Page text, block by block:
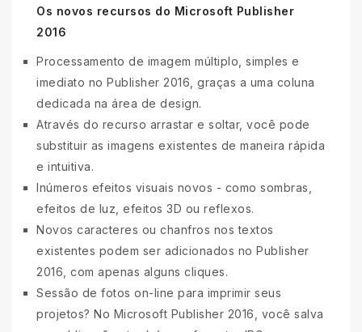
Os novos recursos do Microsoft Publisher
2016
Processamento de imagem múltiplo, simples e
imediato no Publisher 2016, graças a uma coluna
dedicada na área de design.
Através do recurso arrastar e soltar, você pode
substituir as imagens existentes de maneira rápida
e intuitiva.
Inúmeros efeitos visuais novos - como sombras,
efeitos de luz, efeitos 3D ou reflexos.
Novos caracteres ou chanfros nos textos
existentes podem ser adicionados no Publisher
2016, com apenas alguns cliques.
Sessão de fotos on-line para imprimir seus
projetos? No Microsoft Publisher 2016, você salva